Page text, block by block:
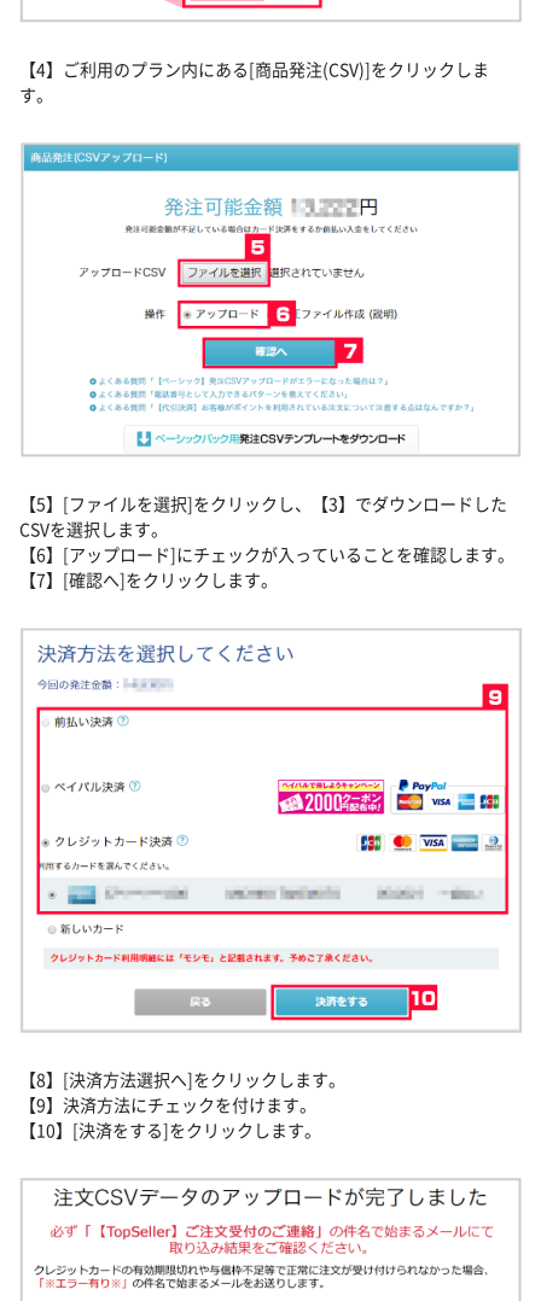
【4】ご利用のプラン内にある[商品発注(CSV)]をクリックしま
す。
【5】[ファイルを選択]をクリックし、【3】でダウンロードした
CSVを選択します。
【6】[アップロード]にチェックが入っていることを確認します。
【7】[確認へ]をクリックします。
【8】[決済方法選択へ]をクリックします。
【9】決済方法にチェックを付けます。
【10】[決済をする]をクリックします。